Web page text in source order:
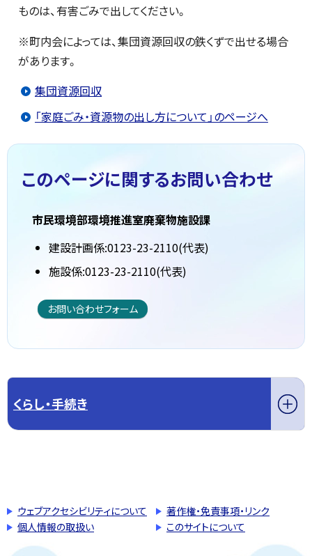
ものは、有害ごみで出してください。
※町内会によっては、集団資源回収の鉄くずで出せる場合
があります。
集団資源回収
「家庭ごみ・資源物の出し方について」のページへ
このページに関するお問い合わせ
市民環境部環境推進室廃棄物施設課
建設計画係:0123-23-2110(代表)
施設係:0123-23-2110(代表)
お問い合わせフォーム
くらし・手続き
ウェブアクセシビリティについて
著作権・免責事項・リンク
個人情報の取扱い
このサイトについて